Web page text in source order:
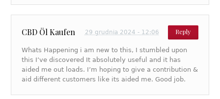
CBD Öl Kaufen Reply
29 grudnia 2024 - 12:06
Whats Happening i am new to this, I stumbled upon
this I’ve discovered It absolutely useful and it has
aided me out loads. I’m hoping to give a contribution &
aid different customers like its aided me. Good job.